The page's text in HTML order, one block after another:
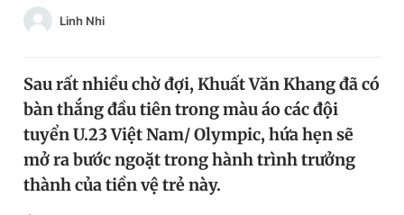
Chào ngày mới
Tin thị trường Tin 360
Video Magazine
Sản phẩm khác
Linh Nhi
Sau rất nhiều chờ đợi, Khuất Văn Khang đã có
bàn thắng đầu tiên trong màu áo các đội
tuyển U.23 Việt Nam/ Olympic, hứa hẹn sẽ
mở ra bước ngoặt trong hành trình trưởng
thành của tiền vệ trẻ này.